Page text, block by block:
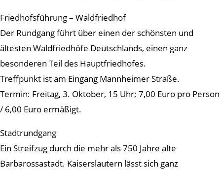
Friedhofsführung – Waldfriedhof
Der Rundgang führt über einen der schönsten und
ältesten Waldfriedhöfe Deutschlands, einen ganz
besonderen Teil des Hauptfriedhofes.
Treffpunkt ist am Eingang Mannheimer Straße.
Termin: Freitag, 3. Oktober, 15 Uhr; 7,00 Euro pro Person
/ 6,00 Euro ermäßigt.
Stadtrundgang
Ein Streifzug durch die mehr als 750 Jahre alte
Barbarossastadt. Kaiserslautern lässt sich ganz